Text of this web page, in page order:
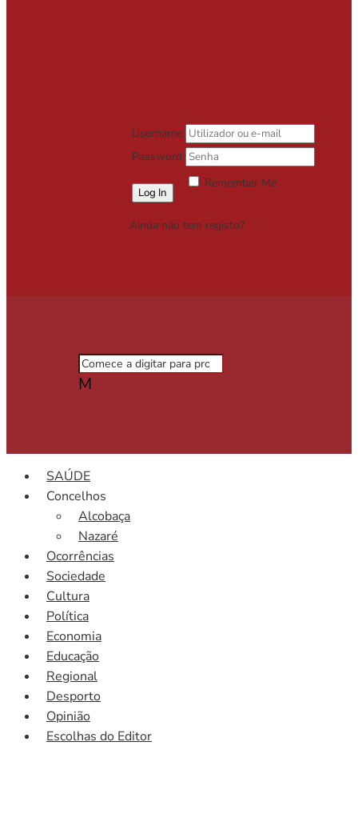
Username
Password
Remember Me
Ainda não tem registo?
M
SAÚDE
Concelhos
Alcobaça
Nazaré
Ocorrências
Sociedade
Cultura
Política
Economia
Educação
Regional
Desporto
Opinião
Escolhas do Editor